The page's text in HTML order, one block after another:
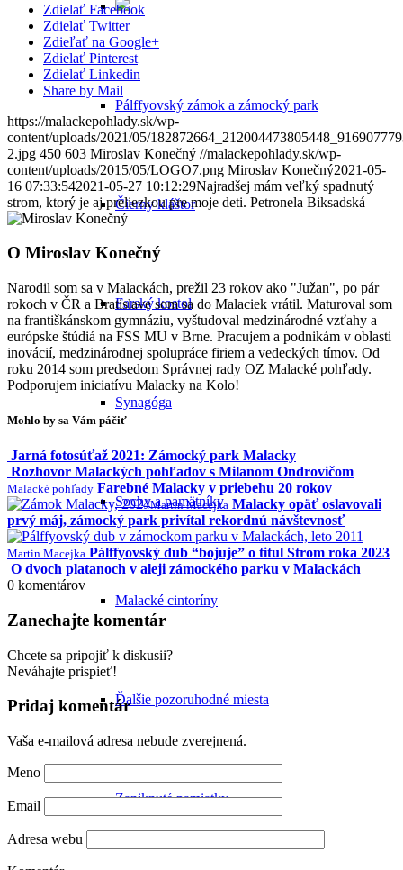
Pálffyovský zámok a zámocký park
Čierny kláštor
Farský kostol
Synagóga
Sochy a pamätníky
Malacké cintoríny
Ďalšie pozoruhodné miesta
Zaniknuté pamiatky
Zdielať Facebook
Zdielať Twitter
Zdieľať na Google+
Zdielať Pinterest
Zdielať Linkedin
Share by Mail
https://malackepohlady.sk/wp-
content/uploads/2021/05/
2.jpg 450 603 Miroslav Konečný //malackepohlady.sk/wp-
content/uploads/2015/05/LOGO7.png Miroslav Konečný2021-05-
16 07:33:542021-05-27 10:12:29Najradšej mám veľký spadnutý
strom, ktorý je aj preliezkou pre moje deti. Petronela Biksadská
O Miroslav Konečný
Narodil som sa v Malackách, prežil 23 rokov ako "Južan", po pár
rokoch v ČR a Bratislave som sa do Malaciek vrátil. Maturoval som
na františkánskom gymnáziu, vyštudoval medzinárodné vzťahy a
európske štúdiá na FSS MU v Brne. Pracujem a podnikám v oblasti
inovácií, medzinárodnej spolupráce firiem a vedeckých tímov. Od
roku 2014 som predsedom Správnej rady OZ Malacké pohľady.
Podporujem iniciatívu Malacky na Kolo!
Mohlo by sa Vám páčiť
Jarná fotosúťaž 2021: Zámocký park Malacky
Rozhovor Malackých pohľadov s Milanom Ondrovičom
Malacké pohľady Farebné Malacky v priebehu 20 rokov
Martin Macejka Malacky opäť oslavovali
prvý máj, zámocký park privítal rekordnú návštevnosť
Martin Macejka Pálffyovský dub “bojuje” o titul Strom roka 2023
O dvoch platanoch v aleji zámockého parku v Malackách
0 komentárov
Zanechajte komentár
Chcete sa pripojiť k diskusii?
Neváhajte prispieť!
Pridaj komentár
Vaša e-mailová adresa nebude zverejnená.
Meno
Email
Adresa webu